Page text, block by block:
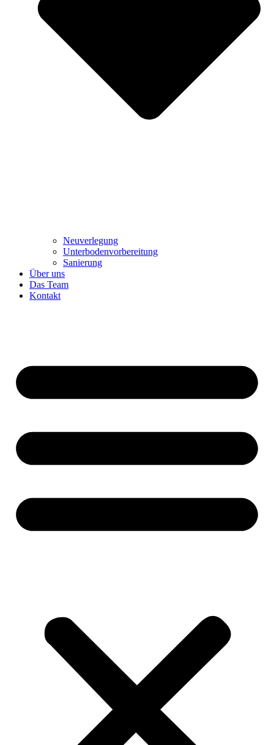
Neuverlegung
Unterbodenvorbereitung
Sanierung
Über uns
Das Team
Kontakt